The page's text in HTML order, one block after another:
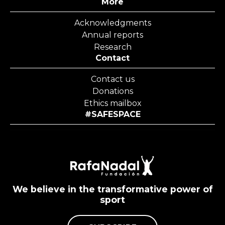
Acknowledgments
Annual reports
Research
Contact
Contact us
Donations
Ethics mailbox
#SAFESPACE
We believe in the transformative power of
sport